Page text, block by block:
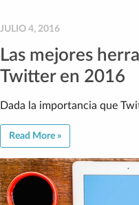
JULIO 4, 2016
Las mejores
Twitter en 2016
Dada la importancia que
Read More »